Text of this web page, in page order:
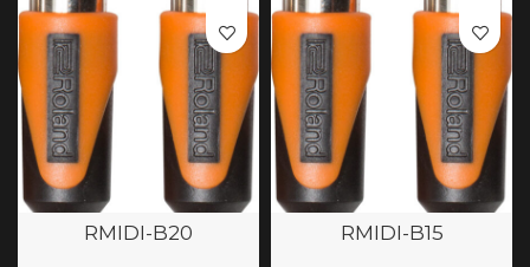
RMIDI-B20 RMIDI-B15